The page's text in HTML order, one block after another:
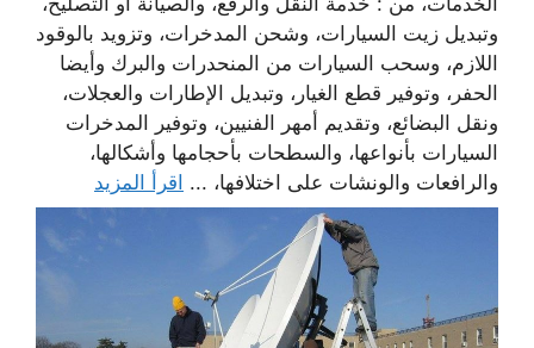
وتبديل زيت السيارات، وشحن المدخرات، وتزويد بالوقود
اللازم، وسحب السيارات من المنحدرات والبرك وأيضا
الحفر، وتوفير قطع الغيار، وتبديل الإطارات والعجلات،
ونقل البضائع، وتقديم أمهر الفنيين، وتوفير المدخرات
السيارات بأنواعها، والسطحات بأحجامها وأشكالها،
والرافعات والونشات على اختلافها، ... اقرأ المزيد